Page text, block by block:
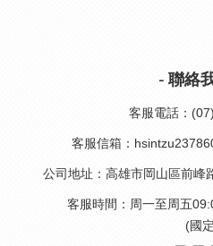
- 聯絡
客服電話：
客服信箱：
公司地址：高雄市岡山區前峰
客服時間：周一至周五
(國定假